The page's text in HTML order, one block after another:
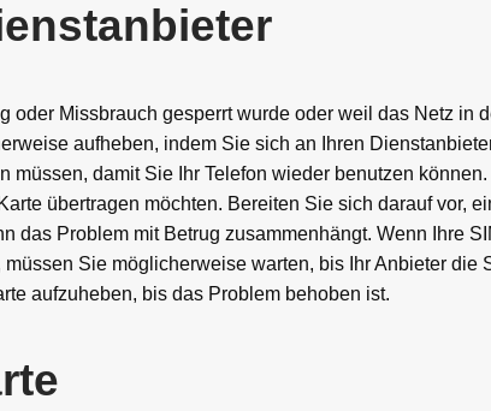
oder Missbrauch gesperrt wurde oder weil das Netz in
aufheben, indem Sie sich an Ihren
damit Sie Ihr Telefon wieder benutzen
übertragen möchten. Bereiten Sie sich darauf vor,
das Problem mit Betrug zusammenhängt. Wenn Ihre
Sie möglicherweise warten, bis Ihr Anbieter die
aufzuheben, bis das Problem behoben ist.